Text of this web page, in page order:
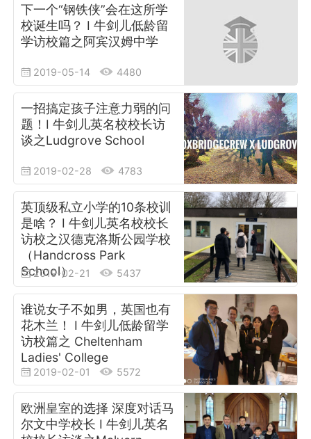
下一个“钢铁侠”会在这所学
校诞生吗？ I 牛剑儿低龄留
学访校篇之阿宾汉姆中学
2019-05-14 4480
一招搞定孩子注意力弱的问
题！I 牛剑儿英名校校长访
谈之Ludgrove School
2019-02-28 4783
英顶级私立小学的10条校训
是啥？ I 牛剑儿英名校校长
访校之汉德克洛斯公园学校
（Handcross Park
School）
2019-02-21 5437
谁说女子不如男，英国也有
花木兰！ I 牛剑儿低龄留学
访校篇之 Cheltenham
Ladies' College
2019-02-01 5572
欧洲皇室的选择 深度对话马
尔文中学校长 I 牛剑儿英名